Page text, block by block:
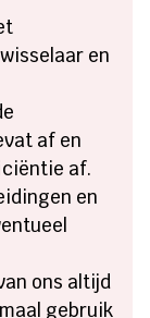
en
af en
af.
en
ons altijd
gebruik